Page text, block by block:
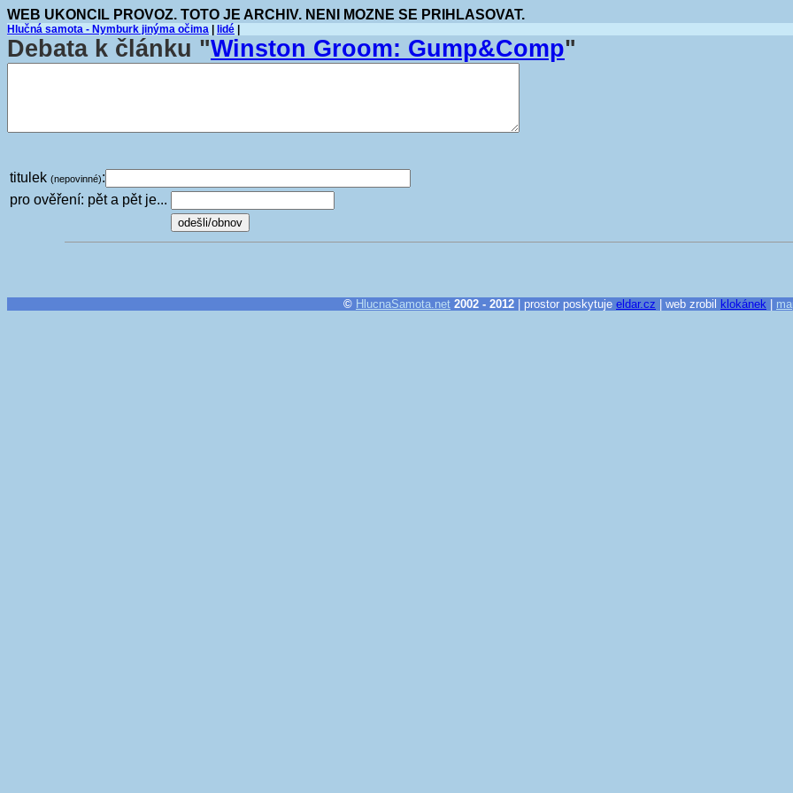
WEB UKONCIL PROVOZ. TOTO JE ARCHIV. NENI MOZNE SE PRIHLASOVAT.
Hlučná samota - Nymburk jinýma očima lidé
Debata k článku "Winston Groom: Gump&Comp"
titulek (nepovinné):
pro ověření: pět a pět je...
© HlucnaSamota.net 2002 - 2012 | prostor poskytuje eldar.cz | web zrobil klokánek